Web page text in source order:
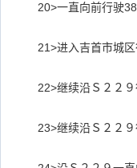
20>一直向前行驶
21>进入吉首市城
22>继续沿Ｓ２２
23>继续沿Ｓ２２